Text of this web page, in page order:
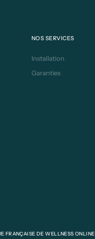
NOS SERVICES
Installation
Garanties
FRANÇAISE DE WELLNESS ONLINE